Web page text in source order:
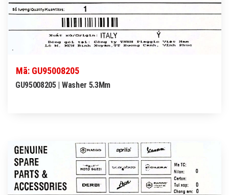
Mã: GU95008205
GU95008205 | Washer 5.3Mm